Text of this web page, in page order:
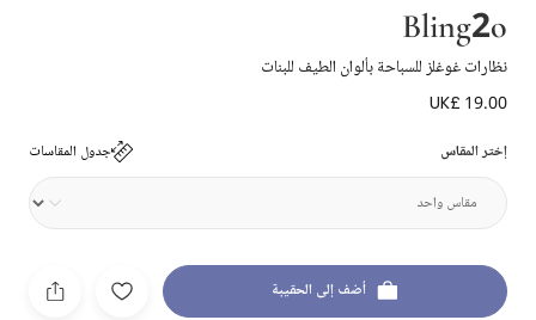
Bling2o
نظارات غوغلز للسباحة بألوان الطيف للبنات
UK£ 19.00
إختر المقاس جدول المقاسات
أضف إلى الحقيبة